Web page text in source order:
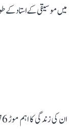
میں موسیقی کے استاد کے